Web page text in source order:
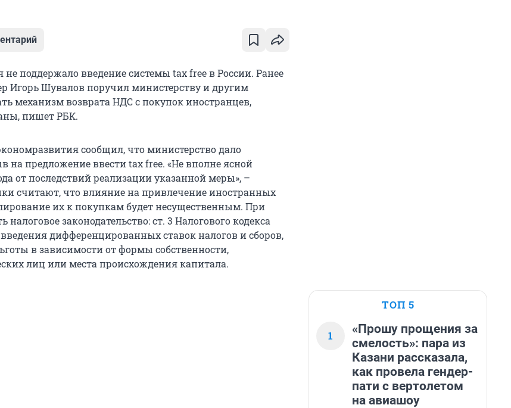
поддержало введение системы tax free в России. Ранее
Игорь Шувалов поручил министерству и другим
механизм возврата НДС с покупок иностранцев,
пишет РБК.
сообщил, что министерство дало
на предложение ввести tax free. «Не вполне ясной
от последствий реализации указанной меры», –
считают, что влияние на привлечение иностранных
их к покупкам будет несущественным. При
налоговое законодательство: ст. 3 Налогового кодекса
дифференцированных ставок налогов и сборов,
в зависимости от формы собственности,
лиц или места происхождения капитала.
ТОП 5
1
«Прошу прощения за
смелость»: пара из
Казани рассказала,
как провела гендер-
пати с вертолетом
на авиашоу